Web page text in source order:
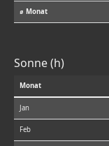
⌀ Monat
Sonne (h)
Monat
Jan
Feb